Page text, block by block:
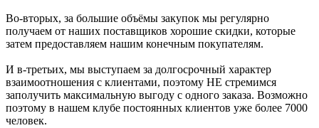
Во-вторых, за большие объёмы закупок мы регулярно
получаем от наших поставщиков хорошие скидки, которые
затем предоставляем нашим конечным покупателям.
И в-третьих, мы выступаем за долгосрочный характер
взаимоотношения с клиентами, поэтому НЕ стремимся
заполучить максимальную выгоду с одного заказа. Возможно
поэтому в нашем клубе постоянных клиентов уже более 7000
человек.